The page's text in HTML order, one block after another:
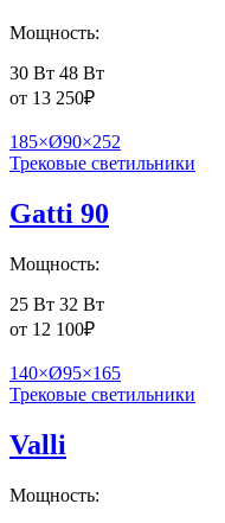
Мощность:
30 Вт 48 Вт
от 13 250₽
185×Ø90×252
Трековые светильники
Gatti 90
Мощность:
25 Вт 32 Вт
от 12 100₽
140×Ø95×165
Трековые светильники
Valli
Мощность: